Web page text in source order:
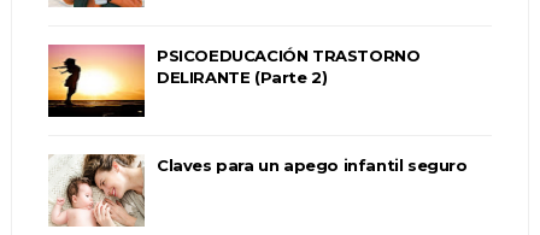
PSICOEDUCACIÓN TRASTORNO
DELIRANTE (Parte 2)
Claves para un apego infantil seguro